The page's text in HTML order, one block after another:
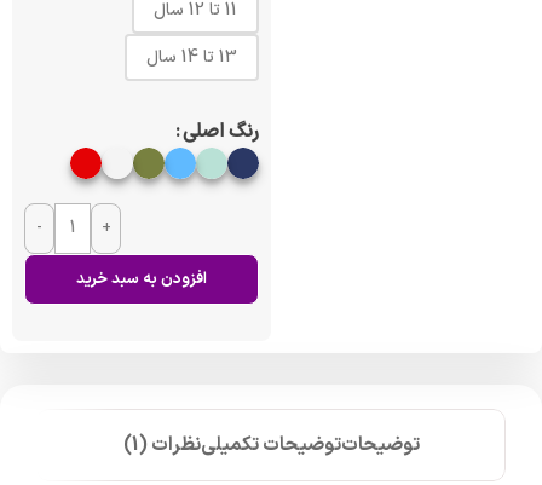
11 تا 12 سال
13 تا 14 سال
رنگ اصلی
- +
افزودن به سبد خرید
توضیحاتتوضیحات تکمیلینظرات (1)